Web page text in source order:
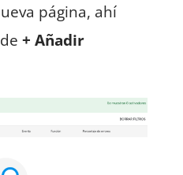
página, ahí
+ Añadir